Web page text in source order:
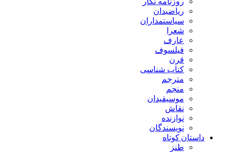
ریاضیدان
سیاستمداران
شعرا
عارف
فیلسوف
قرن
کتاب شناسی
مترجم
منجم
موسیقیدان
نقاش
نوازنده
نویسندگان
داستان کوتاه
طنز